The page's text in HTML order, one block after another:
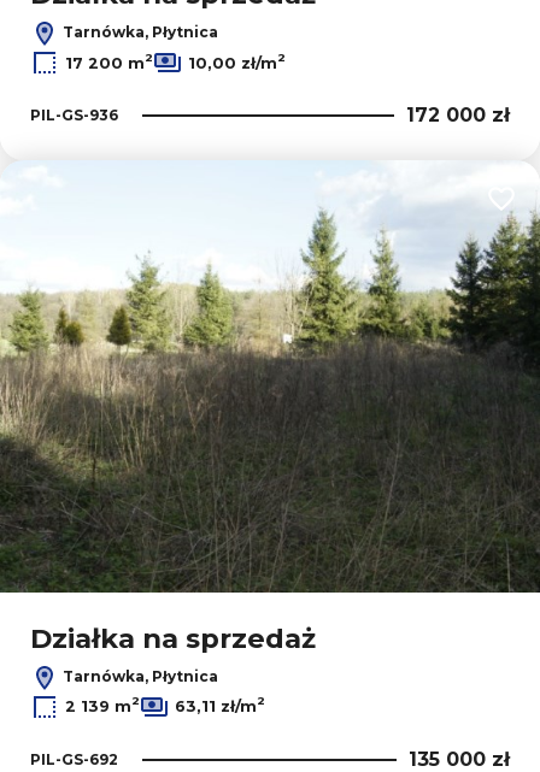
Tarnówka, Płytnica
17 200 m2 10,00 zł/m2
PIL-GS-936 172 000 zł
Działka na sprzedaż
Tarnówka, Płytnica
2 139 m2 63,11 zł/m2
PIL-GS-692 135 000 zł